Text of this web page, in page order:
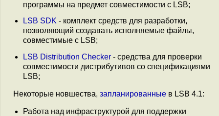
программы на предмет совместимости с LSB;
LSB SDK - комплект средств для разработки,
позволяющий создавать исполняемые файлы,
совместимые с LSB;
LSB Distribution Checker - средства для проверки
совместимости дистрибутивов со спецификациями
LSB;
Некоторые новшества, запланированные в LSB 4.1:
Работа над инфраструктурой для поддержки